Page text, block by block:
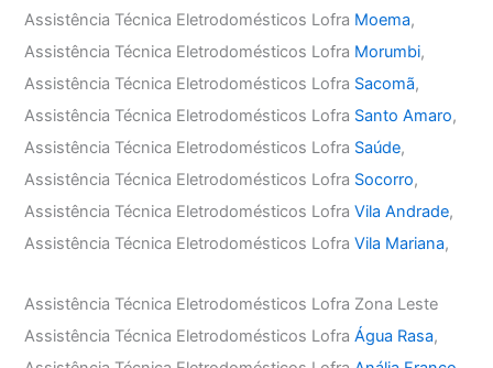
Assistência Técnica Eletrodomésticos Lofra Moema,
Assistência Técnica Eletrodomésticos Lofra Morumbi,
Assistência Técnica Eletrodomésticos Lofra Sacomã,
Assistência Técnica Eletrodomésticos Lofra Santo Amaro,
Assistência Técnica Eletrodomésticos Lofra Saúde,
Assistência Técnica Eletrodomésticos Lofra Socorro,
Assistência Técnica Eletrodomésticos LofraVila Andrade,
Assistência Técnica Eletrodomésticos LofraVila Mariana,
Assistência Técnica Eletrodomésticos Lofra Zona Leste
Assistência Técnica Eletrodomésticos LofraÁgua Rasa,